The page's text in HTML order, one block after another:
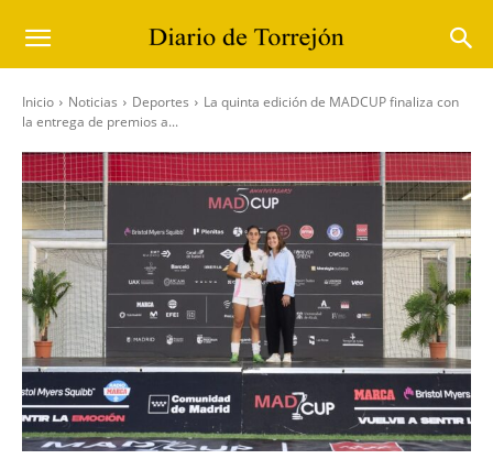
Inicio Noticias Deportes
La quinta edición de MADCUP finaliza con
la entrega de premios a...